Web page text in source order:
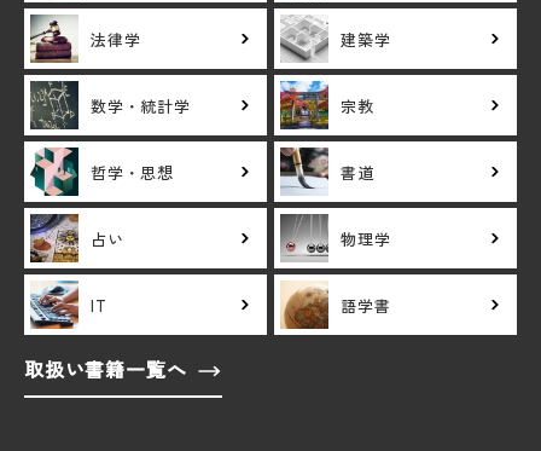
法律学 建築学
数学・統計学 宗教
哲学・思想 書道
占い 物理学
IT 語学書
取扱い書籍一覧へ